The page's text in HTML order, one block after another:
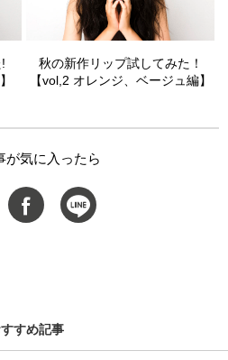
秋の新作リップ試してみた！
【vol,2 オレンジ、ベージュ編】
が気に入ったら
すめ記事